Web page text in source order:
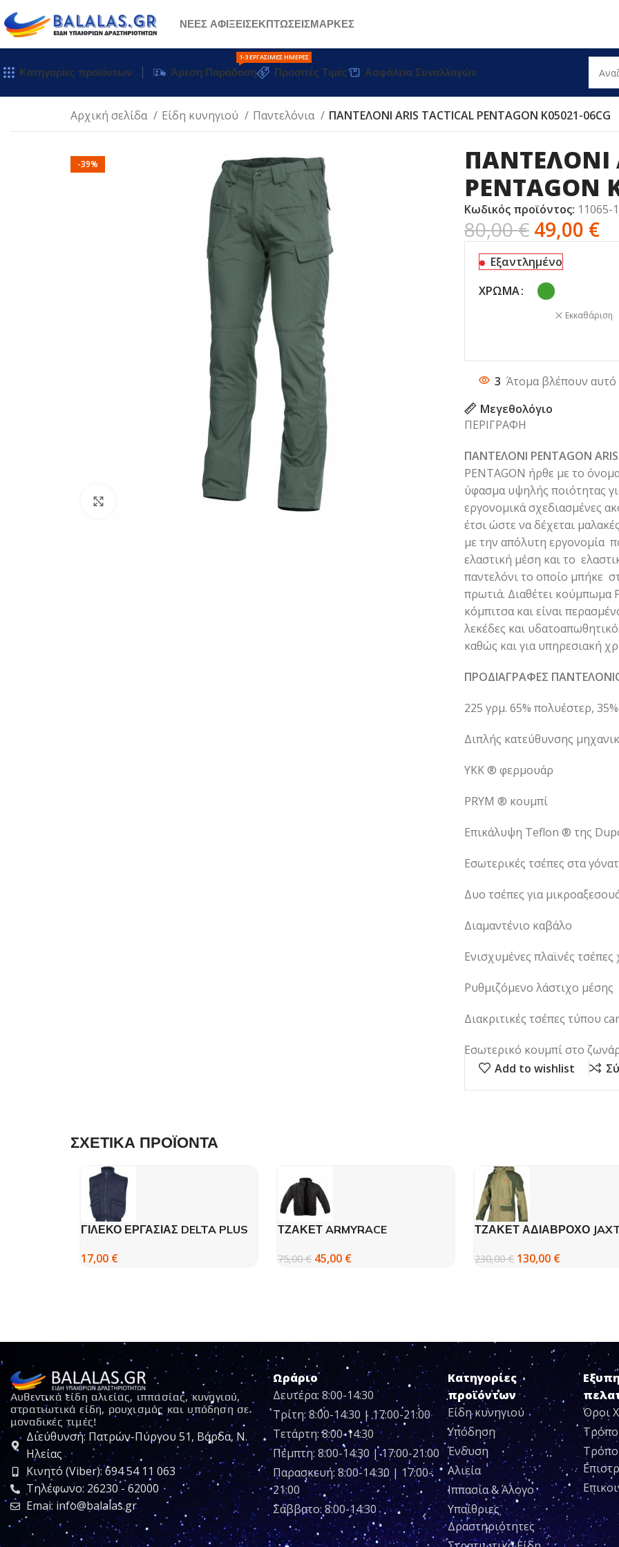
ΝΕΕΣ ΑΦΙΞΕΙΣΕΚΠΤΩΣΕΙΣΜΑΡΚΕΣ
Κατηγορίες προϊόντων Άμεση Παράδοση
1-3 ΕΡΓΆΣΙΜΕΣ ΗΜΈΡΕΣ
Προσιτές Τιμές Ασφάλεια Συναλλαγών
Αρχική σελίδα Είδη κυνηγιού Παντελόνια ΠΑΝΤΕΛΟΝΙ ARIS TACTICAL PENTAGON K05021-06CG
-39%
ΠΑΝΤΕΛΟΝΙ
PENTAGON
Κωδικός προϊόντος: 11065-
80,00€ 49,00 €
Εξαντλημένο
ΧΡΏΜΑ
Εκκαθάριση
3 Άτομα βλέπουν
Μεγεθολόγιο
ΠΕΡΙΓΡΑΦΗ
ΠΑΝΤΕΛΟΝΙ PENTAGON ARIS
PENTAGON ήρθε με το
ύφασμα υψηλής ποιότητας
εργονομικά σχεδιασμένες
έτσι ώστε να δέχεται μαλακές
με την απόλυτη εργονομία
ελαστική μέση και το
παντελόνι το οποίο μπήκε
πρωτιά. Διαθέτει κούμπωμα
κόμπιτσα και είναι
λεκέδες και
καθώς και για υπηρεσιακή
ΠΡΟΔΙΑΓΡΑΦΕΣ
225 γρμ. 65% πολυέστερ,
Διπλής κατεύθυνσης
YKK ® φερμουάρ
PRYM ® κουμπί
Επικάλυψη Teflon ® της
Εσωτερικές τσέπες στα
Δυο τσέπες για
Διαμαντένιο καβάλο
Ενισχυμένες πλαϊνές τσέπες
Ρυθμιζόμενο λάστιχο μέσης
Διακριτικές τσέπες τύπου
Εσωτερικό κουμπί στο
Add to wishlist
ΣΧΕΤΙΚΑ ΠΡΟΪΟΝΤΑ
ΓΙΛΕΚΟ ΕΡΓΑΣΙΑΣ DELTA PLUS
17,00 €
ΤΖΑΚΕΤ ARMYRACE
75,00€ 45,00 €
ΤΖΑΚΕΤ ΑΔΙΑΒΡΟΧΟ
230,00€ 130,00 €
Αυθεντικά είδη αλιείας, ιππασίας, κυνηγιού,
στρατιωτικά είδη, ρουχισμός και υπόδηση σε
μοναδικές τιμές!
Διεύθυνση: Πατρών-Πύργου 51, Βάρδα, Ν.
Ηλείας
Κινητό (Viber): 694 54 11 063
Τηλέφωνο: 26230 - 62000
Emai: info@balalas.gr
Ωράριο
Δευτέρα: 8:00-14:30
Τρίτη: 8:00-14:30 | 17:00-21:00
Τετάρτη: 8:00-14:30
Πέμπτη: 8:00-14:30 | 17:00-21:00
Παρασκευή: 8:00-14:30 | 17:00-
21:00
Σάββατο: 8:00-14:30
Κατηγορίες
προϊόντων
Είδη κυνηγιού
Υπόδηση
Ένδυση
Αλιεία
Ιππασία & Άλογο
Υπαίθριες
Δραστηριότητες
Όροι